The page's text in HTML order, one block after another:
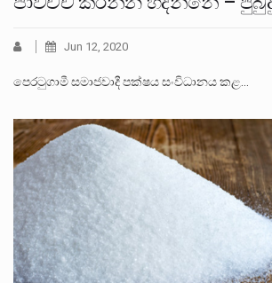
Jun 12, 2020
පෙරටුගාමී සමාජවාදී පක්ෂය සංවිධානය කළ…